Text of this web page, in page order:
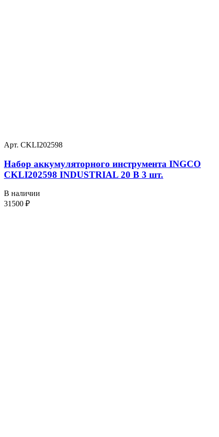
Арт. CKLI202598
Набор аккумуляторного инструмента INGCO
CKLI202598 INDUSTRIAL 20 В 3 шт.
В наличии
31500 ₽